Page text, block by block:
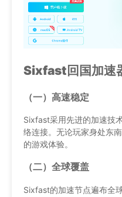
Sixfast回国加速
（一）高速稳定
Sixfast采用先进的加速技
络连接。无论玩家身处东
的游戏体验。
（二）全球覆盖
Sixfast的加速节点遍布全